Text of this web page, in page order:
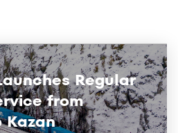
Regular
from
Kazan